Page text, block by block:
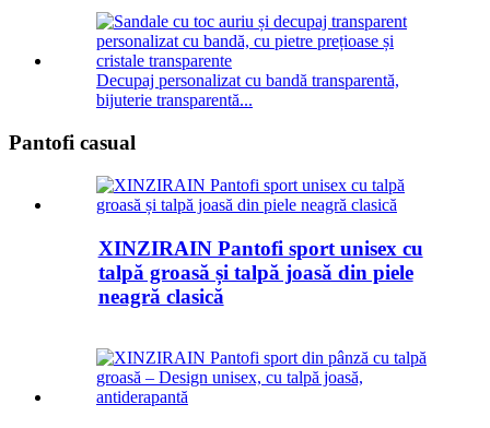
Decupaj personalizat cu bandă transparentă,
bijuterie transparentă...
Pantofi casual
XINZIRAIN Pantofi sport unisex cu
talpă groasă și talpă joasă din piele
neagră clasică